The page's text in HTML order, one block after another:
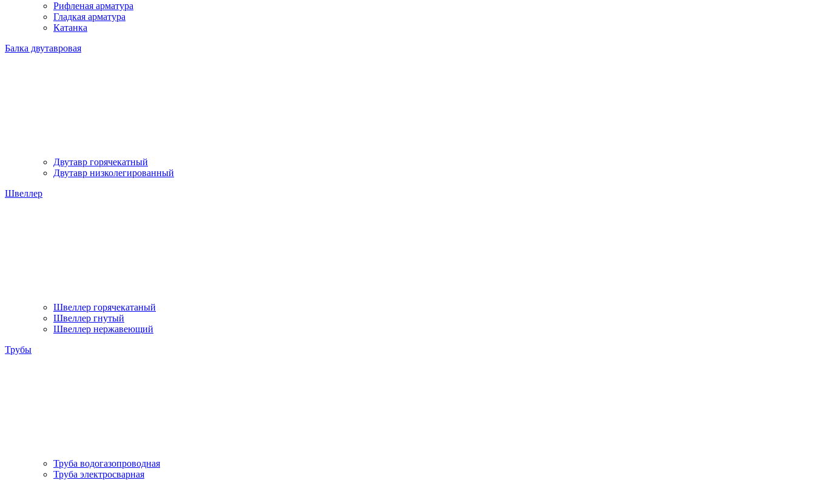
Рифленая арматура
Гладкая арматура
Катанка
Балка двутавровая
Двутавр горячекатный
Двутавр низколегированный
Швеллер
Швеллер горячекатаный
Швеллер гнутый
Швеллер нержавеющий
Трубы
Труба водогазопроводная
Труба электросварная